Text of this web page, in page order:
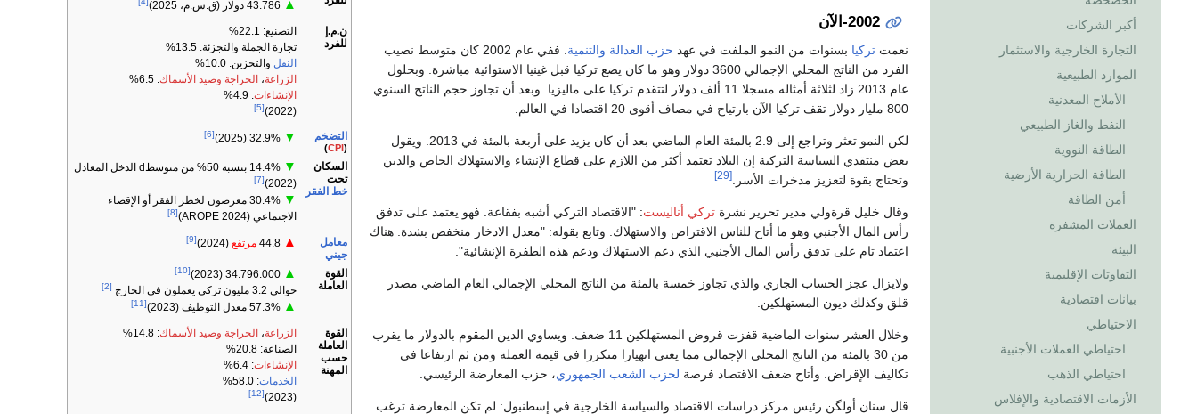
أكبر الشركات
التجارة الخارجية والاستثمار
الموارد الطبيعية
الأملاح المعدنية
النفط والغاز الطبيعي
الطاقة النووية
الطاقة الحرارية الأرضية
أمن الطاقة
العملات المشفرة
البيئة
التفاوتات الإقليمية
بيانات اقتصادية
الاحتياطي
احتياطي العملات الأجنبية
احتياطي الذهب
الأزمات الاقتصادية والإفلاس
▲
ن.م.إ
للفرد
التصنيع: 22.1%
تجارة الجملة والتجزئة: 13.5%
النقل والتخزين: 10.0%
الزراعة، الحراجة وصيد الأسماك: 6.5%
الإنشاءات: 4.9%
(2022)
[5]
التضخم
(
CPI
)
▼
[6]
السكان
تحت
خط الفقر
▼
14.4% بنسبة 50% من متوسطd ​​الدخل المعادل
(2022)
[7]
▼
30.4% معرضون لخطر الفقر أو الإقصاء
الاجتماعي (AROPE 2024)
[8]
معامل
جيني
▲ مرتفع (2024)
[9]
القوة
العاملة
▲
[10]
حوالي 3.2 مليون تركي يعملون في الخارج [2]
▲
[11]
القوة
العاملة
حسب
المهنة
الزراعة، الحراجة وصيد الأسماك: 14.8%
الصناعة: 20.8%
الإنشاءات: 6.4%
الخدمات: 58.0%
(2023)
[12]
2002-الآن
نعمت تركيا بسنوات من النمو الملفت في عهد حزب العدالة والتنمية
. ففي عام 2002 كان متوسط نصيب
الفرد من الناتج المحلي الإجمالي 3600 دولار وهو ما كان يضع تركيا قبل غينيا الاستوائية مباشرة. وبحلول
عام 2013 زاد لثلاثة أمثاله مسجلا 11 ألف دولار لتتقدم تركيا على ماليزيا. وبعد أن تجاوز حجم الناتج السنوي
800 مليار دولار تقف تركيا الآن بارتياح في مصاف أقوى 20 اقتصادا في العالم.
لكن النمو تعثر وتراجع إلى 2.9 بالمئة العام الماضي بعد أن كان يزيد على أربعة بالمئة في 2013. ويقول
بعض منتقدي السياسة التركية إن البلاد تعتمد أكثر من اللازم على قطاع الإنشاء والاستهلاك الخاص والدين
وتحتاج بقوة لتعزيز مدخرات الأسر.
[29]
وقال خليل قرةولي مدير تحرير نشرة تركي أناليست: "الاقتصاد التركي أشبه بفقاعة. فهو يعتمد على تدفق
رأس المال الأجنبي وهو ما أتاح للناس الاقتراض والاستهلاك. وتابع بقوله: "معدل الادخار منخفض بشدة. هناك
اعتماد تام على تدفق رأس المال الأجنبي الذي دعم الاستهلاك ودعم هذه الطفرة الإنشائية".
ولايزال عجز الحساب الجاري والذي تجاوز خمسة بالمئة من الناتج المحلي الإجمالي العام الماضي مصدر
قلق وكذلك ديون المستهلكين.
وخلال العشر سنوات الماضية قفزت قروض المستهلكين 11 ضعف. ويساوي الدين المقوم بالدولار ما يقرب
من 30 بالمئة من الناتج المحلي الإجمالي مما يعني انهيارا متكررا في قيمة العملة ومن ثم ارتفاعا في
تكاليف الإقراض. وأتاح ضعف الاقتصاد فرصة لحزب الشعب الجمهوري، حزب المعارضة الرئيسي.
قال سنان أولگن رئيس مركز دراسات الاقتصاد والسياسة الخارجية في إسطنبول: لم تكن المعارضة ترغب